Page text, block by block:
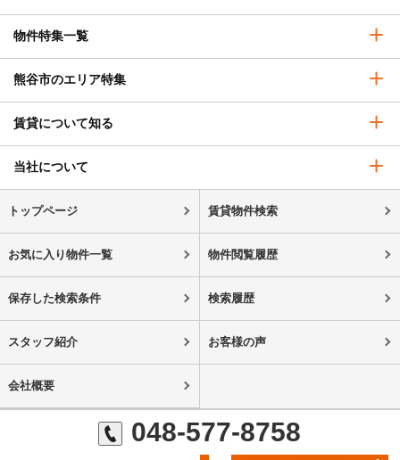
物件特集一覧
熊谷市のエリア特集
賃貸について知る
当社について
トップページ 賃貸物件検索
お気に入り物件一覧 物件閲覧履歴
保存した検索条件 検索履歴
スタッフ紹介 お客様の声
会社概要
048-577-8758